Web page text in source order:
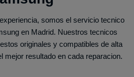
somos el servicio tecnico
en Madrid. Nuestros tecnicos
originales y compatibles de alta
mejor resultado en cada reparacion.